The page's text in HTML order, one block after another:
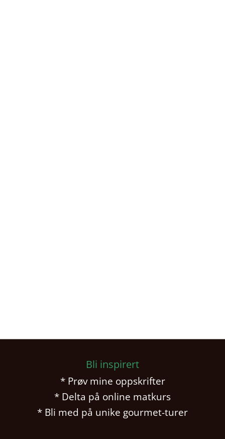
Bli inspirert
* Prøv mine oppskrifter
* Delta på online matkurs
* Bli med på unike gourmet-turer